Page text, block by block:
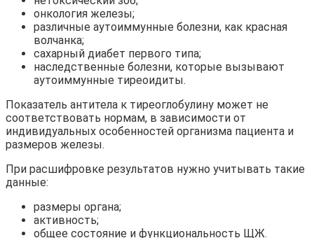
онкология железы;
различные аутоиммунные болезни, как красная
волчанка;
сахарный диабет первого типа;
наследственные болезни, которые вызывают
аутоиммунные тиреоидиты.
Показатель антитела к тиреоглобулину может не
соответствовать нормам, в зависимости от
индивидуальных особенностей организма пациента и
размеров железы.
При расшифровке результатов нужно учитывать такие
данные:
размеры органа;
активность;
общее состояние и функциональность ЩЖ.